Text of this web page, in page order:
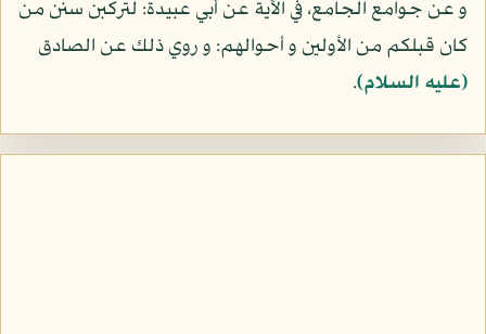
و عن جوامع الجامع، في الآية عن أبي عبيدة: لتركبن سنن من
كان قبلكم من الأولين و أحوالهم: و روي ذلك عن الصادق
(عليه السلام).